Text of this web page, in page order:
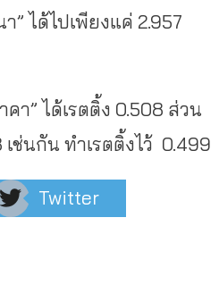
” ได้ไปเพียงแค่ 2.957
า” ได้เรตติ้ง 0.508 ส่วน
เช่นกัน ทำเรตติ้งไว้ 0.499
Twitter